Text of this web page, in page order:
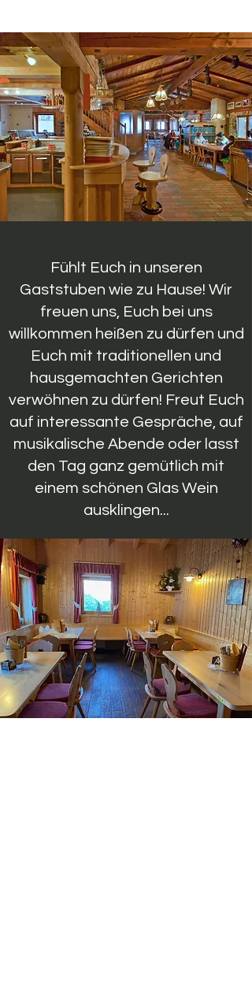
Fühlt Euch in unseren
Gaststuben wie zu Hause! Wir
freuen uns, Euch bei uns
willkommen heißen zu dürfen und
Euch mit traditionellen und
hausgemachten Gerichten
verwöhnen zu dürfen! Freut Euch
auf interessante Gespräche, auf
musikalische Abende oder lasst
den Tag ganz gemütlich mit
einem schönen Glas Wein
ausklingen...